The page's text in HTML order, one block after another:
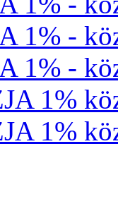
1% -
1% -
1%
1%